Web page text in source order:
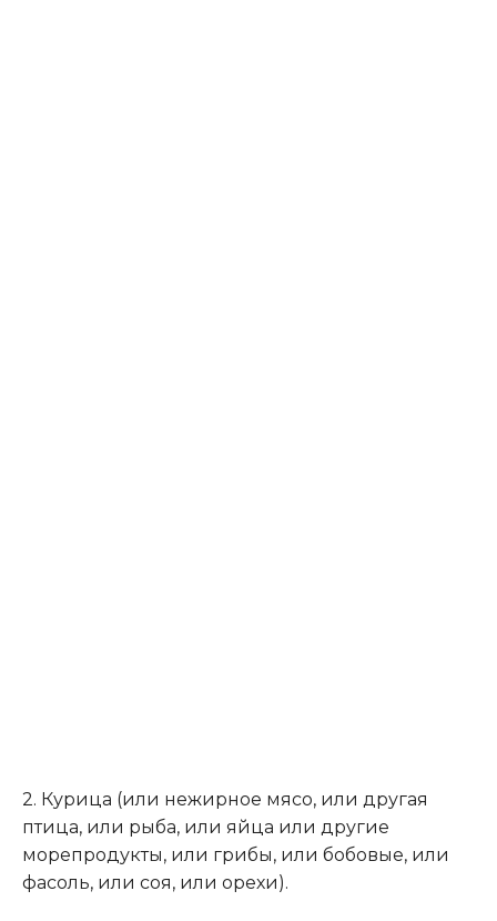
2. Курица (или нежирное мясо, или другая
птица, или рыба, или яйца или другие
морепродукты, или грибы, или бобовые, или
фасоль, или соя, или орехи).